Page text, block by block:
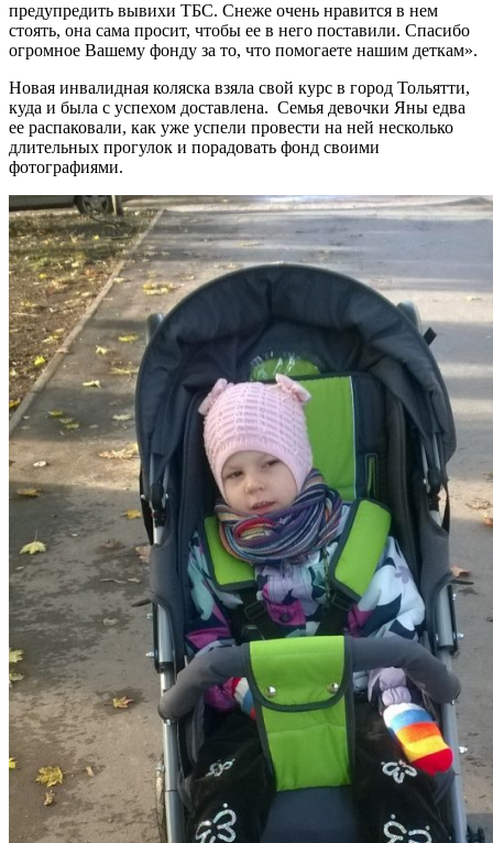
предупредить вывихи ТБС. Снеже очень нравится в нем
стоять, она сама просит, чтобы ее в него поставили. Спасибо
огромное Вашему фонду за то, что помогаете нашим деткам».
Новая инвалидная коляска взяла свой курс в город Тольятти,
куда и была с успехом доставлена. Семья девочки Яны едва
ее распаковали, как уже успели провести на ней несколько
длительных прогулок и порадовать фонд своими
фотографиями.